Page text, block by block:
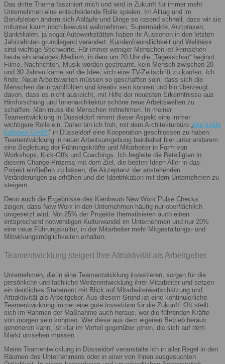
Das dritte Thema fasziniert mich und wird in Zukunft für immer mehr
Unternehmen eine entscheidende Rolle spielen. Im Alltag und im
Berufsleben ändern sich Abläufe und Dinge so rasend schnell, dass wir sie
mitunter kaum noch bewusst wahrnehmen. Supermärkte, Arztpraxen,
Bankfilialen, ja sogar Autowerkstätten haben ihr Aussehen in den letzten
Jahrzehnten grundlegend verändert. Kundenfreundlichkeit und Wellness
sind wichtige Stichworte. Für immer weniger Menschen ist Fernsehen
heute ein analoges Medium, in dem um 20 Uhr die „Tagesschau“ beginnt.
Filme, Nachrichten, Musik werden gestreamt, kein Mensch zwischen 20
und 30 Jahren käme auf die Idee, sich eine TV-Zeitschrift zu kaufen. Ich
finde: Neue Arbeitswelten müssen so geschaffen sein, dass sich die
Menschen darin wohlfühlen und kreativ sein können und bin überzeugt
davon, dass es nicht ausreicht, mit Hilfe der neuesten Erkenntnisse aus
Hirnforschung und Innenarchitektur schöne neue Arbeitswelten zu
schaffen. Man muss die Menschen mitnehmen. In meiner
Teamentwicklung in Düsseldorf nimmt dieser Aspekt eine immer
wichtigere Rolle ein. Daher bin ich froh, mit dem Architekturbüro „bkp kolde
kollegen GmbH“ in Düsseldorf eine Kooperation geschlossen zu haben.
Teamentwicklung in neuer Arbeitsumgebung beinhaltet hier unter anderem
eine Begleitung der Führungskräfte und Mitarbeiter in Form von
Workshops, Kick-Offs und Coachings. Ich begleite die Beteiligten in
diesem Change-Prozess mit dem Ziel, die besten Ideen Aller in das
Projekt einfließen zu lassen, die Akzeptanz der anstehenden
Veränderungen zu erhöhen und die Identifikation mit dem Unternehmen zu
steigern.
Denn auch die Ergebnisse des Kienbaum New Work Pulse Checks
zeigen, dass New Work in den Unternehmen häufig nur oberflächlich
umgesetzt wird. Nur 25% der Projekte thematisieren auch einen
entsprechend notwendigen Kulturwandel im Unternehmen und nur 20%
eine neue Führungskultur, in der Mitarbeiter mehr Mitgestaltungs- und
Mitwirkungsmöglichkeiten erhalten.
Teamentwicklung steigert Ihre Attraktivität als Arbeitgeber
Unternehmen, die in eine Teamentwicklung investieren, sorgen für die
persönliche und fachliche Weiterentwicklung ihrer Mitarbeiter und setzen
ein deutliches Statement mit Blick auf Mitarbeiterwertschätzung und
Attraktivität als Arbeitgeber. Aus diesem Grund ist eine kontinuierliche
Teamentwicklung immer eine gute Investition für die Zukunft. Oft stellt
sich im Rahmen der Maßnahme auch heraus, wer die führenden Kräfte
von morgen sein könnten. Wer diese aus dem eigenen Betrieb heraus
generieren kann, ist klar im Vorteil gegenüber jenen, die sich auf dem
Markt umsehen müssen.
Meine Teamentwicklung in Düsseldorf veranstalte ich in aller Regel in den
Räumen des Unternehmens oder in einer von Ihnen ausgesuchten